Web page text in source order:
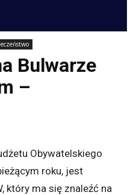
Bulwarze
–
Obywatelskiego
roku, jest
który ma się znaleźć na